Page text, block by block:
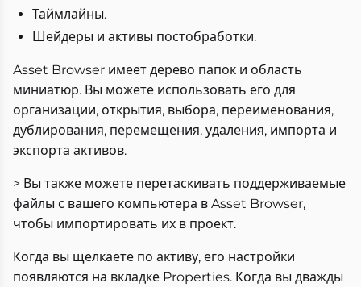
Таймлайны.
Шейдеры и активы постобработки.
Asset Browser имеет дерево папок и область
миниатюр. Вы можете использовать его для
организации, открытия, выбора, переименования,
дублирования, перемещения, удаления, импорта и
экспорта активов.
> Вы также можете перетаскивать поддерживаемые
файлы с вашего компьютера в Asset Browser,
чтобы импортировать их в проект.
Когда вы щелкаете по активу, его настройки
появляются на вкладке Properties. Когда вы дважды